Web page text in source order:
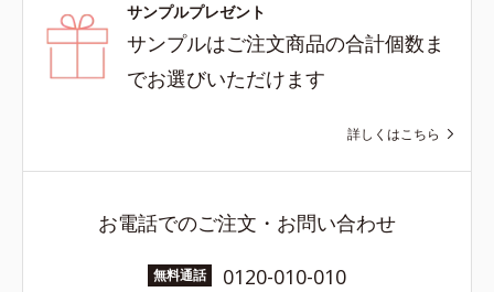
サンプルプレゼント
サンプルはご注文商品の合計個数ま
でお選びいただけます
詳しくはこちら
お電話でのご注文・お問い合わせ
無料通話 0120-010-010